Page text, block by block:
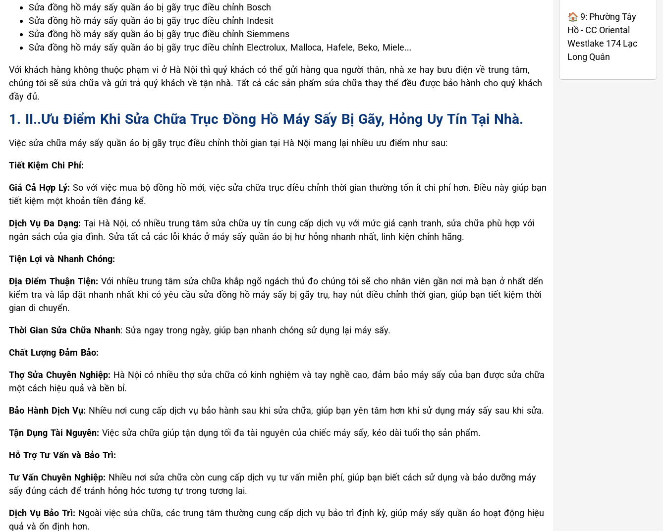
Sửa đồng hồ máy sấy quần áo bị gãy trục điều chỉnh Bosch
Sửa đồng hồ máy sấy quần áo bị gãy trục điều chỉnh Indesit
Sửa đồng hồ máy sấy quần áo bị gãy trục điều chỉnh Siemmens
Sửa đồng hồ máy sấy quần áo bị gãy trục điều chỉnh Electrolux, Malloca, Hafele, Beko, Miele…
Với khách hàng không thuộc phạm vi ở Hà Nội thì quý khách có thể gửi hàng qua người thân, nhà xe hay bưu điện về trung tâm,
chúng tôi sẽ sửa chữa và gửi trả quý khách về tận nhà. Tất cả các sản phẩm sửa chữa thay thế đều được bảo hành cho quý khách
đầy đủ.
1. II..Ưu Điểm Khi Sửa Chữa Trục Đồng Hồ Máy Sấy Bị Gãy, Hỏng Uy Tín Tại Nhà.
Việc sửa chữa máy sấy quần áo bị gãy trục điều chỉnh thời gian tại Hà Nội mang lại nhiều ưu điểm như sau:
Tiết Kiệm Chi Phí:
Giá Cả Hợp Lý: So với việc mua bộ đồng hồ mới, việc sửa chữa trục điều chỉnh thời gian thường tốn ít chi phí hơn. Điều này giúp bạn
tiết kiệm một khoản tiền đáng kể.
Dịch Vụ Đa Dạng: Tại Hà Nội, có nhiều trung tâm sửa chữa uy tín cung cấp dịch vụ với mức giá cạnh tranh, sửa chữa phù hợp với
ngân sách của gia đình. Sửa tất cả các lỗi khác ở máy sấy quần áo bị hư hỏng nhanh nhất, linh kiện chính hãng.
Tiện Lợi và Nhanh Chóng:
Địa Điểm Thuận Tiện: Với nhiều trung tâm sửa chữa khắp ngõ ngách thủ đo chúng tôi sẽ cho nhân viên gần nơi mà bạn ở nhất dến
kiểm tra và lắp đặt nhanh nhất khi có yêu cầu sửa đồng hồ máy sấy bị gãy trụ, hay nút điều chỉnh thời gian, giúp bạn tiết kiệm thời
gian di chuyển.
Thời Gian Sửa Chữa Nhanh: Sửa ngay trong ngày, giúp bạn nhanh chóng sử dụng lại máy sấy.
Chất Lượng Đảm Bảo:
Thợ Sửa Chuyên Nghiệp: Hà Nội có nhiều thợ sửa chữa có kinh nghiệm và tay nghề cao, đảm bảo máy sấy của bạn được sửa chữa
một cách hiệu quả và bền bỉ.
Bảo Hành Dịch Vụ: Nhiều nơi cung cấp dịch vụ bảo hành sau khi sửa chữa, giúp bạn yên tâm hơn khi sử dụng máy sấy sau khi sửa.
Tận Dụng Tài Nguyên: Việc sửa chữa giúp tận dụng tối đa tài nguyên của chiếc máy sấy, kéo dài tuổi thọ sản phẩm.
Hỗ Trợ Tư Vấn và Bảo Trì:
Tư Vấn Chuyên Nghiệp: Nhiều nơi sửa chữa còn cung cấp dịch vụ tư vấn miễn phí, giúp bạn biết cách sử dụng và bảo dưỡng máy
sấy đúng cách để tránh hỏng hóc tương tự trong tương lai.
Dịch Vụ Bảo Trì: Ngoài việc sửa chữa, các trung tâm thường cung cấp dịch vụ bảo trì định kỳ, giúp máy sấy quần áo hoạt động hiệu
quả và ổn định hơn.
🏠 9: Phường Tây
Hồ - CC Oriental
Westlake 174 Lạc
Long Quân